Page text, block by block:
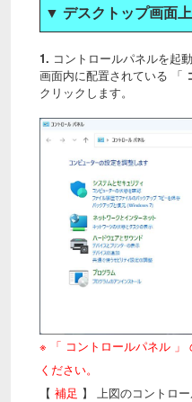
▼ デスクトップ画面
1. コントロールパネルを起動
画面内に配置されている 「
クリックします。
※ 「 コントロールパネル 」
ください。
【 補足 】 上図のコントロ